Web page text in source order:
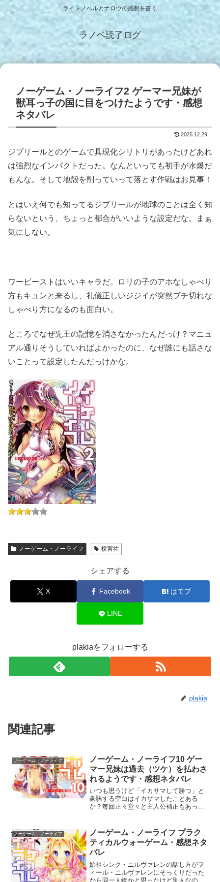
ライトノベルとナロウの感想を書く
ラノベ読了ログ
ノーゲーム・ノーライフ2 ゲーマー兄妹が
獣耳っ子の国に目をつけたようです・感想
ネタバレ
2025.12.29
ジブリールとのゲームで具現化シリトリがあったけどあれ
は強烈なインパクトだった。なんといっても初手が水爆だ
もんな。そして地殻を削っていって落とす作戦はお見事！
とはいえ何でも知ってるジブリールが地球のことは全く知
らないという、ちょっと都合がいいような設定だな。まぁ
気にしない。
ワービーストはいいキャラだ。ロリの子のアホなしゃべり
方もキュンと来るし、礼儀正しいジジイが突然ブチ切れな
しゃべり方になるのも面白い。
ところでなぜ先王の記憶を消さなかったんだっけ？マニュ
アル通りそうしていればよかったのに、なぜ誰にも話さな
いことって設定したんだっけかな。
ノーゲーム・ノーライフ 榎宮祐
シェアする
X Facebook はてブ
LINE
plakiaをフォローする
plakia
関連記事
ノーゲーム・ノーライフ
ノーゲーム・ノーライフ10 ゲー
マー兄妹は過去（ツケ）を払わさ
れるようです・感想ネタバレ
いつも思うけど「イカサマして勝つ」と
豪語する空白はイカサマしたことある
か？毎回正々堂々と主人公補正もあって
回は女性陣の掛け合いがキレッキレだっ
た。従者枠で対立するジブリ...
ノーゲーム・ノーライフ
ノーゲーム・ノーライフ プラク
ティカルウォーゲーム・感想ネタ
バレ
始祖シンク・ニルヴァレンの話し方がフ
ィール・ニルヴァレンにそっくりだった
から同一人物かと思ったけど別人なの